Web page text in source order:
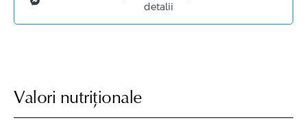
detalii
Valori nutriționale